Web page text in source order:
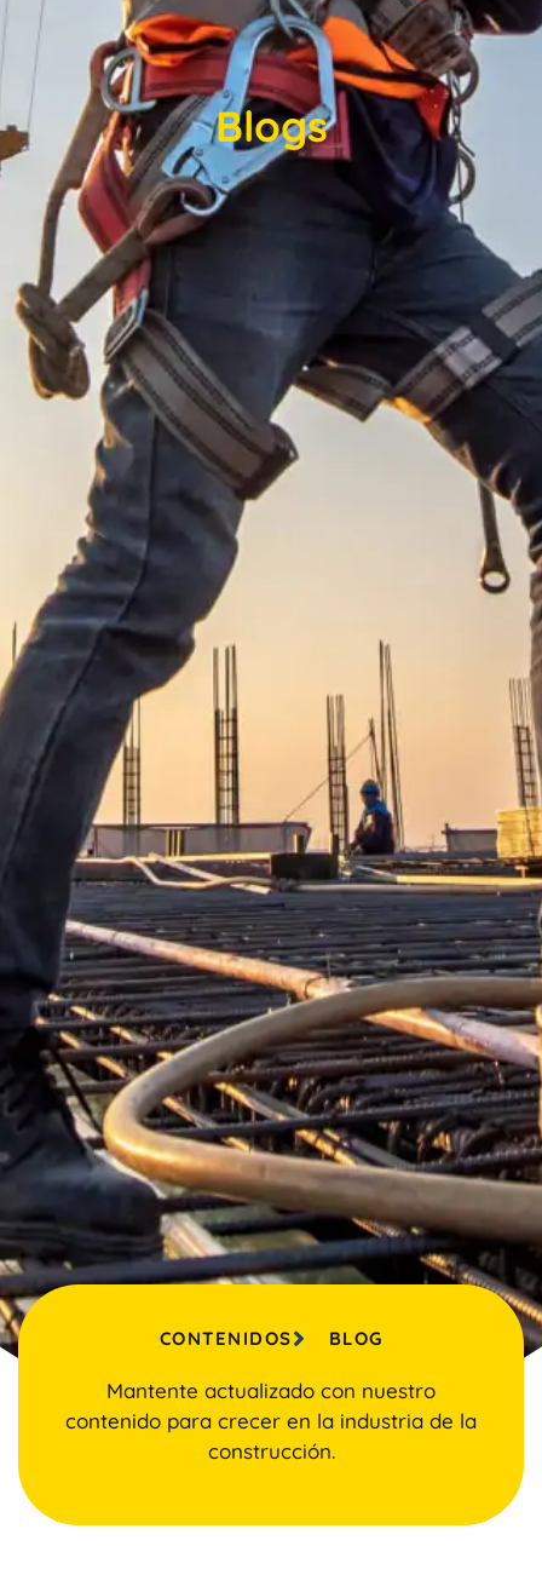
Blogs
CONTENIDOS BLOG
Mantente actualizado con nuestro
contenido para crecer en la industria de la
construcción.